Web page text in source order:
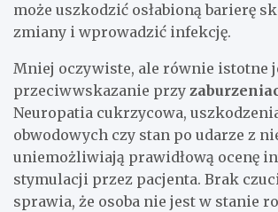
może uszkodzić osłabioną barierę
zmiany i wprowadzić infekcję.
Mniej oczywiste, ale równie istotne
przeciwwskazanie przy
Neuropatia cukrzycowa,
obwodowych czy stan po udarze z
uniemożliwiają prawidłową ocenę
stymulacji przez pacjenta. Brak
sprawia, że osoba nie jest w stanie